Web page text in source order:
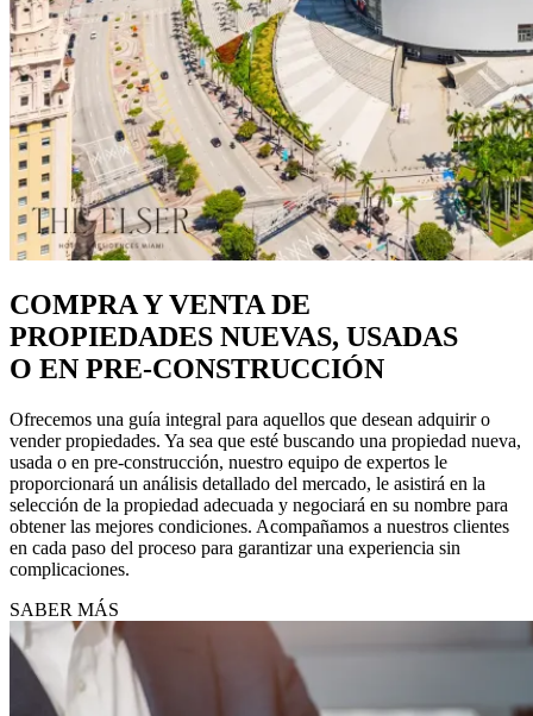
COMPRA Y VENTA DE
PROPIEDADES NUEVAS, USADAS
O EN PRE-CONSTRUCCIÓN
Ofrecemos una guía integral para aquellos que desean adquirir o
vender propiedades. Ya sea que esté buscando una propiedad nueva,
usada o en pre-construcción, nuestro equipo de expertos le
proporcionará un análisis detallado del mercado, le asistirá en la
selección de la propiedad adecuada y negociará en su nombre para
obtener las mejores condiciones. Acompañamos a nuestros clientes
en cada paso del proceso para garantizar una experiencia sin
complicaciones.
SABER MÁS